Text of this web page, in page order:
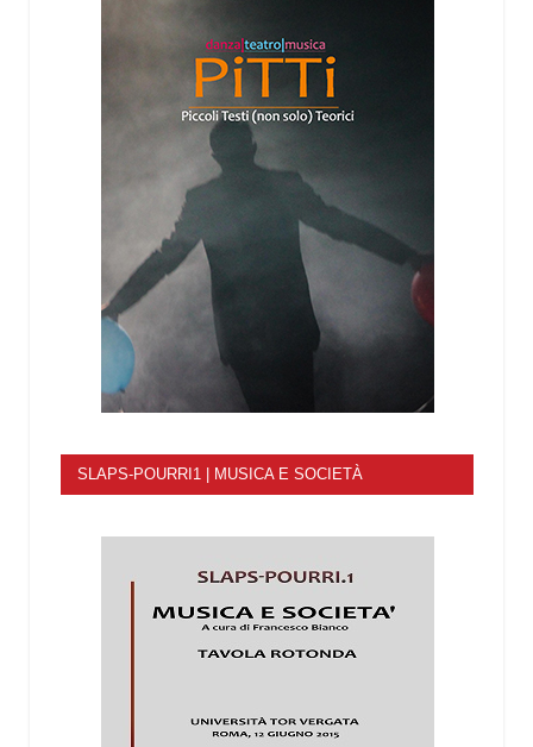
SLAPS-POURRI1 | MUSICA E SOCIETÀ